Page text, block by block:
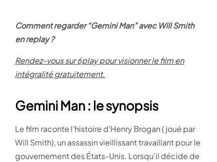
Comment regarder “Gemini Man” avec Will Smith
en replay ?
Rendez-vous sur 6play pour visionner le film en
intégralité gratuitement.
Gemini Man : le synopsis
Le film raconte l’histoire d’Henry Brogan ( joué par
Will Smith), un assassin vieillissant travaillant pour le
gouvernement des États-Unis. Lorsqu’il décide de